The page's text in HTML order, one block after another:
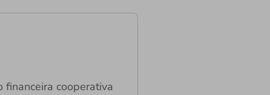
financeira cooperativa